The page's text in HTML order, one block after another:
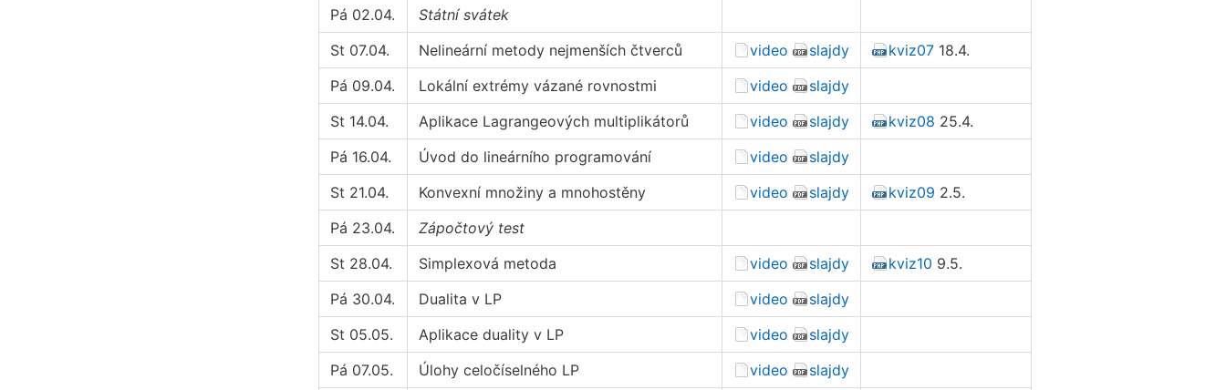
Pá 02.04.
Státní svátek
St 07.04.
Nelineární metody nejmenších čtverců video slajdy kviz07 18.4.
Pá 09.04.
Lokální extrémy vázané rovnostmi video
slajdy
St 14.04.
Aplikace Lagrangeových multiplikátorů video slajdy kviz08 25.4.
Pá 16.04.
Úvod do lineárního programování video
slajdy
St 21.04.
Konvexní množiny a mnohostěny video slajdy kviz09 2.5.
Pá 23.04.
Zápočtový test
St 28.04.
Simplexová metoda video slajdy kviz10 9.5.
Pá 30.04.
Dualita v LP video
slajdy
St 05.05.
Aplikace duality v LP video
slajdy
Pá 07.05.
Úlohy celočíselného LP video
slajdy